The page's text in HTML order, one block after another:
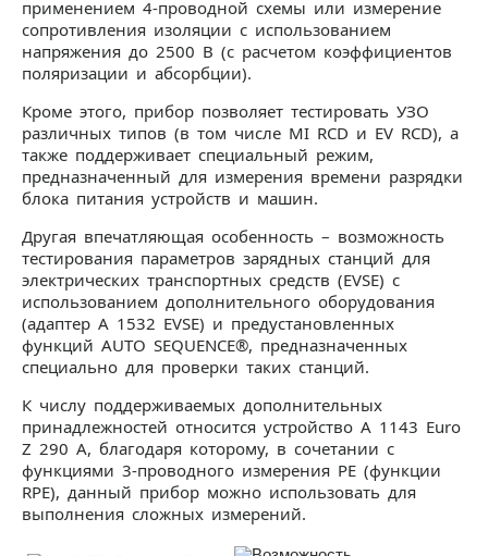
применением 4-проводной схемы или измерение
сопротивления изоляции с использованием
напряжения до 2500 В (с расчетом коэффициентов
поляризации и абсорбции).
Кроме этого, прибор позволяет тестировать УЗО
различных типов (в том числе MI RCD и EV RCD), а
также поддерживает специальный режим,
предназначенный для измерения времени разрядки
блока питания устройств и машин.
Другая впечатляющая особенность – возможность
тестирования параметров зарядных станций для
электрических транспортных средств (EVSE) с
использованием дополнительного оборудования
(адаптер А 1532 EVSE) и предустановленных
функций AUTO SEQUENCE®, предназначенных
специально для проверки таких станций.
К числу поддерживаемых дополнительных
принадлежностей относится устройство A 1143 Euro
Z 290 A, благодаря которому, в сочетании с
функциями 3-проводного измерения PE (функции
RPE), данный прибор можно использовать для
выполнения сложных измерений.